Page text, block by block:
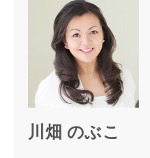
川畑 のぶこ